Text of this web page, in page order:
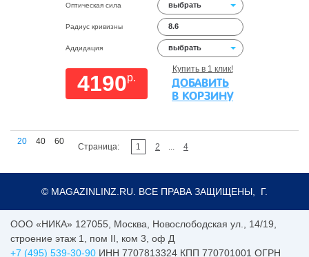
Оптическая сила выбрать
Радиус кривизны 8.6
Аддидация выбрать
4190p.
Купить в 1 клик!
ДОБАВИТЬ
В КОРЗИНУ
20 40 60
Страница: 1 2 ... 4
© MAGAZINLINZ.RU. ВСЕ ПРАВА ЗАЩИЩЕНЫ, Г.
ООО «НИКА» 127055 Москва
Новослободская ул., 14/19,
строение этаж 1, пом II, ком 3, оф Д
+7 (495) 539-30-90 ИНН 7707813324 КПП 770701001 ОГРН